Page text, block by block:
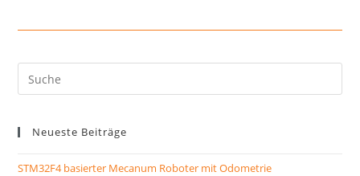
Suche
nach:
Neueste Beiträge
STM32F4 basierter Mecanum Roboter mit Odometrie